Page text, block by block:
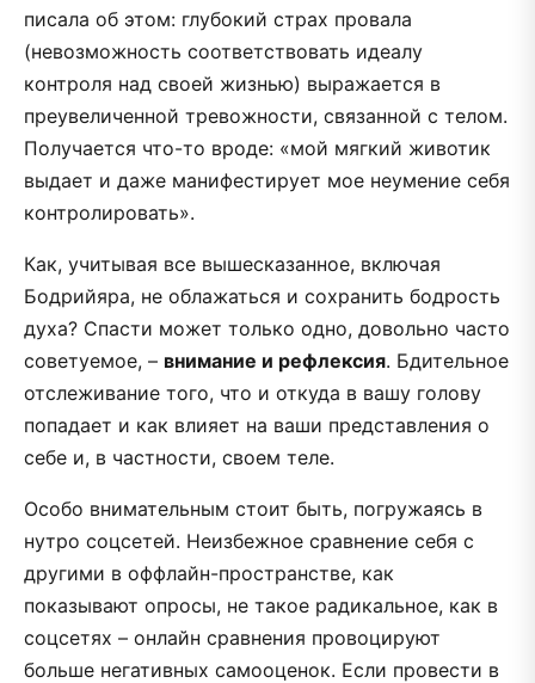
писала об этом: глубокий страх провала
(невозможность соответствовать идеалу
контроля над своей жизнью) выражается в
преувеличенной тревожности, связанной с телом.
Получается что-то вроде: «мой мягкий животик
выдает и даже манифестирует мое неумение себя
контролировать».
Как, учитывая все вышесказанное, включая
Бодрийяра, не облажаться и сохранить бодрость
духа? Спасти может только одно, довольно часто
советуемое, – внимание и рефлексия. Бдительное
отслеживание того, что и откуда в вашу голову
попадает и как влияет на ваши представления о
себе и, в частности, своем теле.
Особо внимательным стоит быть, погружаясь в
нутро соцсетей. Неизбежное сравнение себя с
другими в оффлайн-пространстве, как
показывают опросы, не такое радикальное, как в
соцсетях – онлайн сравнения провоцируют
больше негативных самооценок. Если провести в